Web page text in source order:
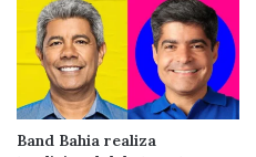
Band Bahia realiza